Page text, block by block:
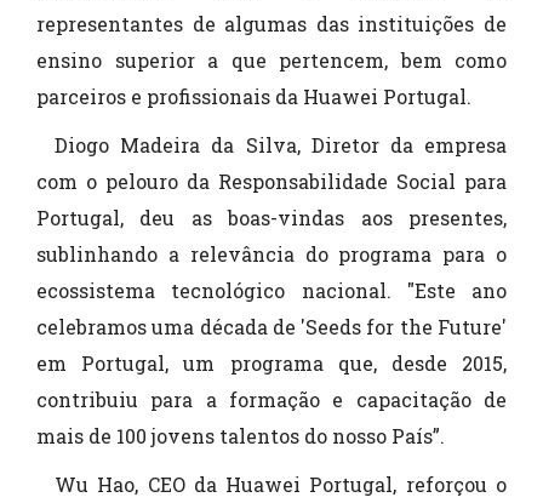
representantes de algumas das instituições de
ensino superior a que pertencem, bem como
parceiros e profissionais da Huawei Portugal.
Diogo Madeira da Silva, Diretor da empresa
com o pelouro da Responsabilidade Social para
Portugal, deu as boas-vindas aos presentes,
sublinhando a relevância do programa para o
ecossistema tecnológico nacional. "Este ano
celebramos uma década de 'Seeds for the Future'
em Portugal, um programa que, desde 2015,
contribuiu para a formação e capacitação de
mais de 100 jovens talentos do nosso País”.
Wu Hao, CEO da Huawei Portugal, reforçou o